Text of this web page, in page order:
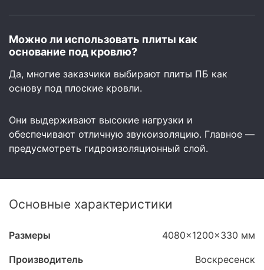
Можно ли использовать плиты как
основание под кровлю?
Да, многие заказчики выбирают плиты ПБ как
основу под плоские кровли.
Они выдерживают высокие нагрузки и
обеспечивают отличную звукоизоляцию. Главное —
предусмотреть гидроизоляционный слой.
Основные характеристики
Размеры 4080x1200x330 мм
Производитель Воскресенск